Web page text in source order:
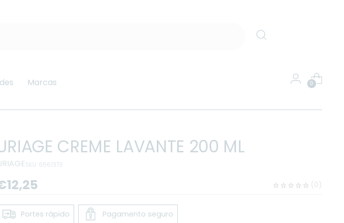
Marcas 0
CREME LAVANTE 200 ML
SKU: 6561373
(0)
Portes rápido Pagamento seguro